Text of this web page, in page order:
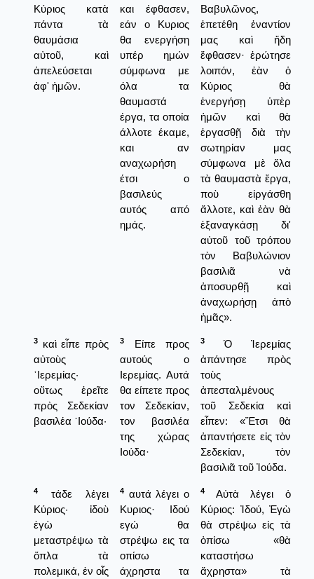
Κύριος κατὰ
πάντα τὰ
θαυμάσια
αὐτοῦ, καὶ
ἀπελεύσεται
ἀφ' ἡμῶν.
και έφθασεν,
εάν ο Κυριος
θα ενεργήση
υπέρ ημών
σύμφωνα με
όλα τα
θαυμαστά
έργα, τα οποία
άλλοτε έκαμε,
και αν
αναχωρήση
έτσι ο
βασιλεύς
αυτός από
ημάς.
Βαβυλῶνος,
ἐπετέθη ἐναντίον
μας καὶ ἤδη
ἔφθασεν· ἐρώτησε
λοιπόν, ἐὰν ὁ
Κύριος θὰ
ἐνεργήσῃ ὑπὲρ
ἡμῶν καὶ θὰ
ἐργασθῇ διὰ τὴν
σωτηρίαν μας
σύμφωνα μὲ ὅλα
τὰ θαυμαστὰ ἔργα,
ποὺ εἰργάσθη
ἄλλοτε, καὶ ἐὰν θὰ
ἐξαναγκάσῃ δι'
αὐτοῦ τοῦ τρόπου
τὸν Βαβυλώνιον
βασιλιᾶ νὰ
ἀποσυρθῇ καὶ
ἀναχωρήσῃ ἀπὸ
ἡμᾶς».
3
καὶ εἶπε πρὸς
αὐτοὺς
῾Ιερεμίας·
οὕτως ἐρεῖτε
πρὸς Σεδεκίαν
βασιλέα ᾿Ιούδα·
3
Είπε προς
αυτούς ο
Ιερεμίας. Αυτά
θα είπετε προς
τον Σεδεκίαν,
τον βασιλέα
της χώρας
Ιούδα·
3
Ὁ Ἱερεμίας
ἀπάντησε πρὸς
τοὺς
ἀπεσταλμένους
τοῦ Σεδεκία καὶ
εἶπεν: «Ἔτσι θὰ
ἀπαντήσετε εἰς τὸν
Σεδεκίαν, τὸν
βασιλιᾶ τοῦ Ἰούδα.
4
τάδε λέγει
Κύριος· ἰδοὺ
ἐγὼ
μεταστρέψω τὰ
ὅπλα τὰ
πολεμικά, ἐν οἷς
4 αυτά λέγει ο
Κυριος· Ιδού
εγώ θα
στρέψω εις τα
οπίσω
άχρηστα τα
4
Αὐτὰ λέγει ὁ
Κύριος: Ἰδού, Ἐγὼ
θὰ στρέψω εἰς τὰ
ὀπίσω «θὰ
καταστήσω
ἄχρηστα» τὰ